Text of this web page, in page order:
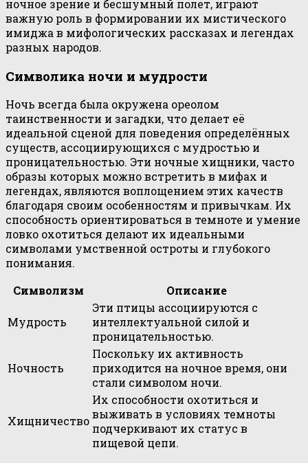
ночное зрение и бесшумный полет, играют
важную роль в формировании их мистического
имиджа в мифологических рассказах и легендах
разных народов.
Символика ночи и мудрости
Ночь всегда была окружена ореолом
таинственности и загадки, что делает её
идеальной сценой для поведения определённых
существ, ассоциирующихся с мудростью и
проницательностью. Эти ночные хищники, часто
образы которых можно встретить в мифах и
легендах, являются воплощением этих качеств
благодаря своим особенностям и привычкам. Их
способность ориентироваться в темноте и умение
ловко охотиться делают их идеальными
символами умственной остроты и глубокого
понимания.
Символизм
Описание
Мудрость
Эти птицы ассоциируются с
интеллектуальной силой и
проницательностью.
Ночность
Поскольку их активность
приходится на ночное время, они
стали символом ночи.
Хищничество
Их способности охотиться и
выживать в условиях темноты
подчеркивают их статус в
пищевой цепи.